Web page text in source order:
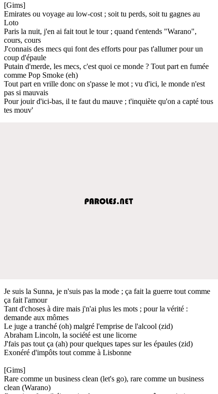
[Gims]
Emirates ou voyage au low-cost ; soit tu perds, soit tu gagnes au
Loto
Paris la nuit, j'en ai fait tout le tour ; quand t'entends "Warano",
cours, cours
J'connais des mecs qui font des efforts pour pas t'allumer pour un
coup d'épaule
Putain d'merde, les mecs, c'est quoi ce monde ? Tout part en fumée
comme Pop Smoke (eh)
Tout part en vrille donc on s'passe le mot ; vu d'ici, le monde n'est
pas si mauvais
Pour jouir d'ici-bas, il te faut du mauve ; t'inquiète qu'on a capté tous
tes mouv'
Je suis la Sunna, je n'suis pas la mode ; ça fait la guerre tout comme
ça fait l'amour
Tant d'choses à dire mais j'n'ai plus les mots ; pour la vérité :
demande aux mômes
Le juge a tranché (oh) malgré l'emprise de l'alcool (zid)
Abraham Lincoln, la société est une licorne
J'fais pas tout ça (ah) pour quelques tapes sur les épaules (zid)
Exonéré d'impôts tout comme à Lisbonne
[Gims]
Rare comme un business clean (let's go), rare comme un business
clean (Warano)